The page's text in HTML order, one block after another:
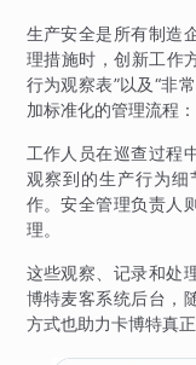
生产安全是所有制造
理措施时，创新工作
行为观察表”以及“非
加标准化的管理流程：
工作人员在巡查过程
观察到的生产行为
作。安全管理负责人
理。
这些观察、记录和处
博特麦客系统后台，
方式也助力卡博特真正